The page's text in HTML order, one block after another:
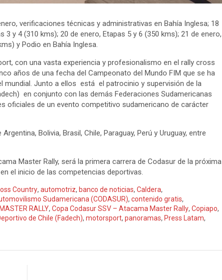
verificaciones técnicas y administrativas en Bahía Inglesa; 18
3 y 4 (310 kms); 20 de enero, Etapas 5 y 6 (350 kms); 21 de enero,
y Podio en Bahía Inglesa.
con una vasta experiencia y profesionalismo en el rally cross
años de una fecha del Campeonato del Mundo FIM que se ha
mundial. Junto a ellos está el patrocinio y supervisión de la
en conjunto con las demás Federaciones Sudamericanas
oficiales de un evento competitivo sudamericano de carácter
Bolivia, Brasil, Chile, Paraguay, Perú y Uruguay, entre
Master Rally, será la primera carrera de Codasur de la próxima
el inicio de las competencias deportivas.
Country, automotriz, banco de noticias, Caldera,
Sudamericana (CODASUR), contenido gratis,
RALLY, Copa Codasur SSV – Atacama Master Rally, Copiapo,
de Chile (Fadech), motorsport, panoramas, Press Latam,